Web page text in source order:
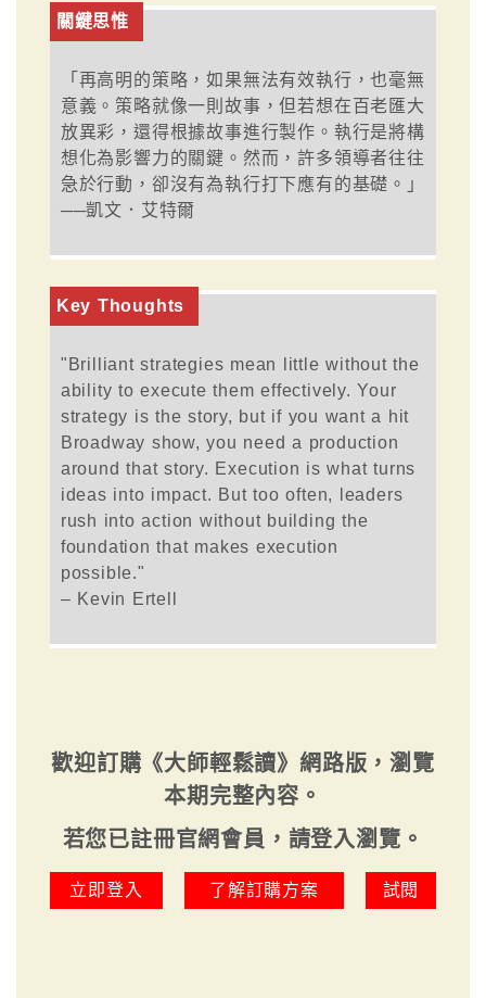
關鍵思惟
「再高明的策略，如果無法有效執行，也毫無
意義。策略就像一則故事，但若想在百老匯大
放異彩，還得根據故事進行製作。執行是將構
想化為影響力的關鍵。然而，許多領導者往往
急於行動，卻沒有為執行打下應有的基礎。」
──凱文．艾特爾
Key Thoughts
"Brilliant strategies mean little without the
ability to execute them effectively. Your
strategy is the story, but if you want a hit
Broadway show, you need a production
around that story. Execution is what turns
ideas into impact. But too often, leaders
rush into action without building the
foundation that makes execution
possible."
– Kevin Ertell
歡迎訂購《大師輕鬆讀》網路版，瀏覽
本期完整內容。
若您已註冊官網會員，請登入瀏覽。
立即登入 了解訂購方案 試閱